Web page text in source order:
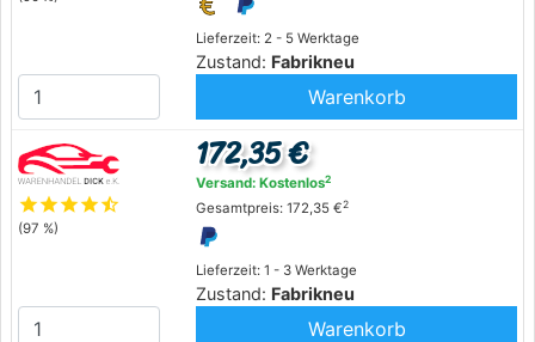
Lieferzeit: 2 - 5 Werktage
Zustand: Fabrikneu
Warenkorb
starstarstarstarstar_half
(97 %)
Lieferzeit: 1 - 3 Werktage
Zustand: Fabrikneu
172,35 €
Versand: Kostenlos2
Gesamtpreis: 172,35 €2
Warenkorb